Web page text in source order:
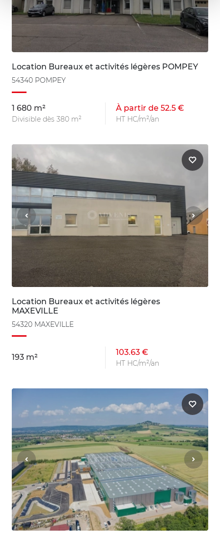
Location Bureaux et activités légères POMPEY
54340 POMPEY
1 680 m²
Divisible dès 380 m²
À partir de 52.5 €
HT HC/m²/an
Location Bureaux et activités légères
MAXEVILLE
54320 MAXEVILLE
193 m²
103.63 €
HT HC/m²/an